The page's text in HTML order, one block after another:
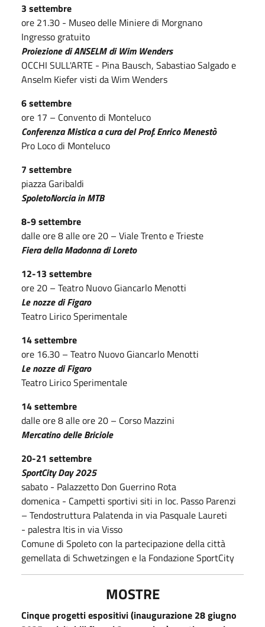
3 settembre
ore 21.30 - Museo delle Miniere di Morgnano
Ingresso gratuito
Proiezione di ANSELM di Wim Wenders
OCCHI SULL'ARTE - Pina Bausch, Sabastiao Salgado e
Anselm Kiefer visti da Wim Wenders
6 settembre
ore 17 – Convento di Monteluco
Conferenza Mistica a cura del Prof. Enrico Menestò
Pro Loco di Monteluco
7 settembre
piazza Garibaldi
SpoletoNorcia in MTB
8-9 settembre
dalle ore 8 alle ore 20 – Viale Trento e Trieste
Fiera della Madonna di Loreto
12-13 settembre
ore 20 – Teatro Nuovo Giancarlo Menotti
Le nozze di Figaro
Teatro Lirico Sperimentale
14 settembre
ore 16.30 – Teatro Nuovo Giancarlo Menotti
Le nozze di Figaro
Teatro Lirico Sperimentale
14 settembre
dalle ore 8 alle ore 20 – Corso Mazzini
Mercatino delle Briciole
20-21 settembre
SportCity Day 2025
sabato - Palazzetto Don Guerrino Rota
domenica - Campetti sportivi siti in loc. Passo Parenzi
– Tendostruttura Palatenda in via Pasquale Laureti
- palestra Itis in via Visso
Comune di Spoleto con la partecipazione della città
gemellata di Schwetzingen​ e la Fondazione SportCity
MOSTRE
Cinque progetti espositivi (inaugurazione 28 giugno